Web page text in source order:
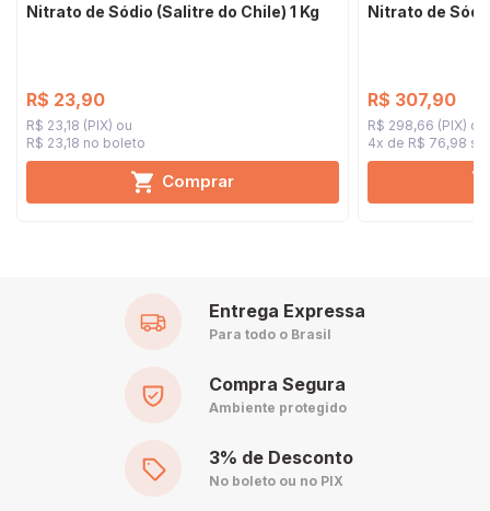
Nitrato de Sódio (Salitre do Chile) 1 Kg
R$ 23,90
R$ 23,18 (PIX)
R$ 23,18 no boleto
Comprar
Nitrato de
R$ 307,90
R$ 298,66 (PIX)
4x de R$ 76,98
Entrega Expressa
Para todo o Brasil
Compra Segura
Ambiente protegido
3% de Desconto
No boleto ou no PIX